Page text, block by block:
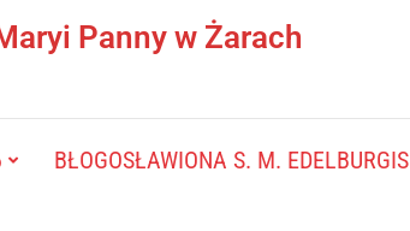
Panny w Żarach
BŁOGOSŁAWIONA S. M. EDELBURGIS